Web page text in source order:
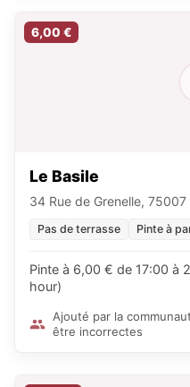
6,00 €
Le Basile
34 Rue de Grenelle, 75007
Pas de terrasse Pinte à
Pinte à 6,00 € de 17:00 à
hour)
Ajouté par la
être incorrectes